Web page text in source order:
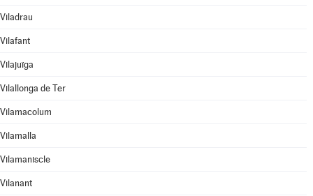
Viladrau
Vilafant
Vilajuïga
Vilallonga de Ter
Vilamacolum
Vilamalla
Vilamaniscle
Vilanant